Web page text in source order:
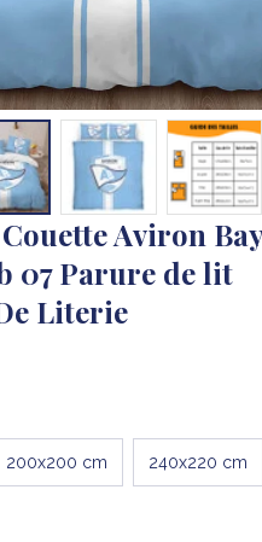
Aviron
07 Parure de lit
Literie
200x200 cm 240x220 cm